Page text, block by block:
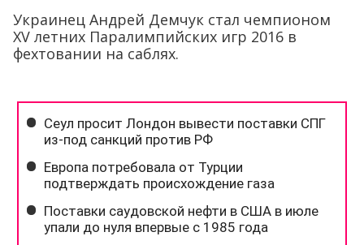
Украинец Андрей Демчук стал чемпионом
XV летних Паралимпийских игр 2016 в
фехтовании на саблях.